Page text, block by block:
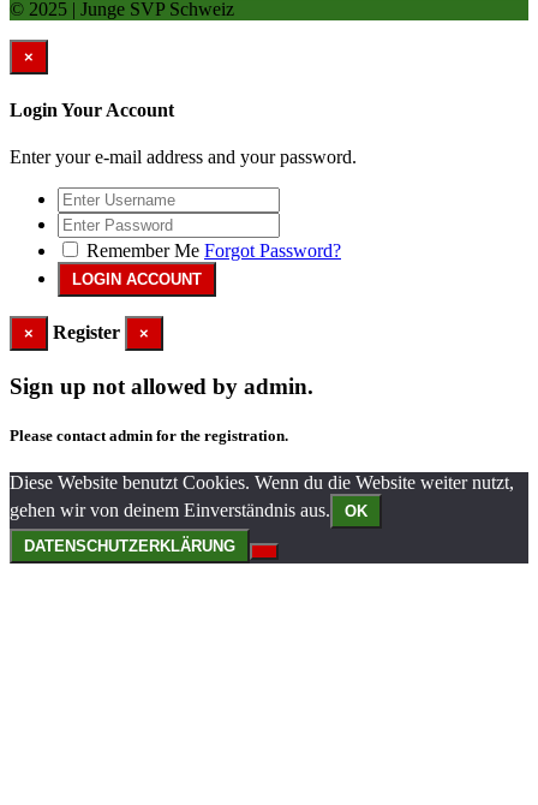
© 2025 | Junge SVP Schweiz
×
Login Your Account
Enter your e-mail address and your password.
Remember Me Forgot Password?
× Register ×
Sign up not allowed by admin.
Please contact admin for the registration.
Diese Website benutzt Cookies. Wenn du die Website weiter nutzt,
gehen wir von deinem Einverständnis aus.
OK
DATENSCHUTZERKLÄRUNG